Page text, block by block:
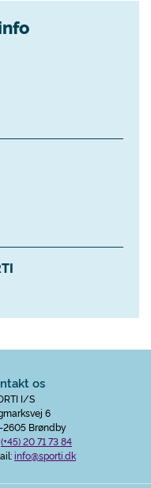
os
I/S
6
2605 Brøndby
(+45) 20 71 73 84
info@sporti.dk